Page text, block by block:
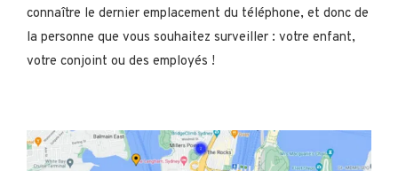
connaître le dernier emplacement du téléphone, et donc de
la personne que vous souhaitez surveiller : votre enfant,
votre conjoint ou des employés !